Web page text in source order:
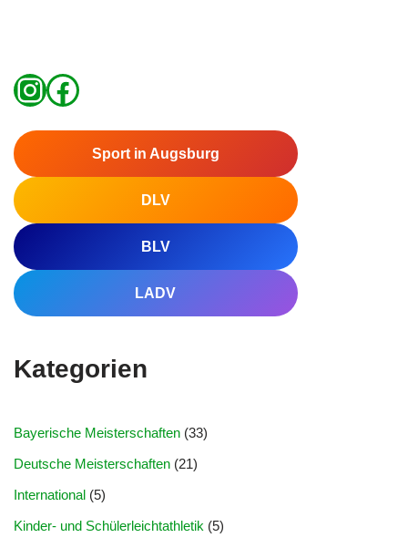
Sport in Augsburg
DLV
BLV
LADV
Kategorien
Bayerische Meisterschaften (33)
Deutsche Meisterschaften (21)
International (5)
Kinder- und Schülerleichtathletik (5)